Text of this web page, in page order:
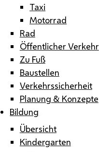
Taxi
Motorrad
Rad
Öffentlicher Verkehr
Zu Fuß
Baustellen
Verkehrssicherheit
Planung & Konzepte
Bildung
Übersicht
Kindergarten